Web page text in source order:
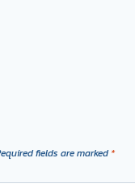
fields are marked*